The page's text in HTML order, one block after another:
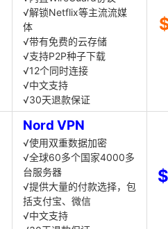
√解锁Netflix等主流流媒
体
√带有免费的云存储
√支持P2P种子下载
√12个同时连接
√中文支持
√30天退款保证
Nord VPN
√使用双重数据加密
√全球60多个国家4000多
台服务器
√提供大量的付款选择，包
括支付宝、微信
√中文支持